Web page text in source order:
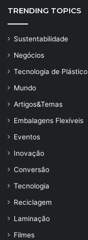
TRENDING TOPICS
Sustentabilidade
Negócios
Tecnologia de Plástico
Mundo
Artigos&Temas
Embalagens Flexíveis
Eventos
Inovação
Conversão
Tecnologia
Reciclagem
Laminação
Filmes